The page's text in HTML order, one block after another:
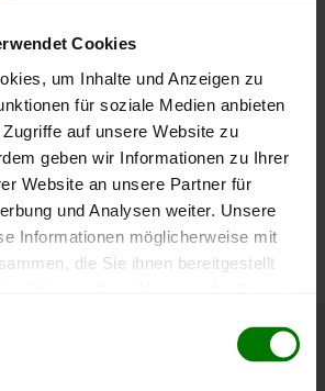
Cookies
um Inhalte und Anzeigen zu
für soziale Medien anbieten
auf unsere Website zu
geben wir Informationen zu Ihrer
Website an unsere Partner für
und Analysen weiter. Unsere
Informationen möglicherweise mit
die Sie ihnen bereitgestellt
lose Ware Sackware
Januar
2026
Mai
2026
für Holzpellets in Deutschland
auf unsererPelletspreise-Seite
nachvollziehen.
und Tiefststände der